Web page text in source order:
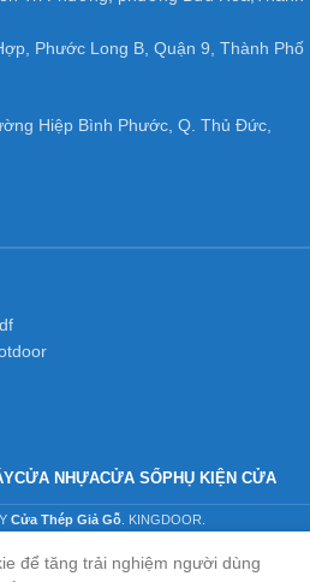
P.15, Quận. Bình Thạnh, TP. Hồ
Phước Long B, Quận 9, Thành Phố
Hiệp Bình Phước, Q. Thủ Đức,
CỬA NHỰACỬA SỔPHỤ KIỆN CỬA
Cửa Thép Giả Gỗ . KINGDOOR.
để tăng trải nghiệm người dùng